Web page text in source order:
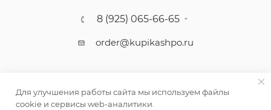
8 (925) 065-66-65
order@kupikashpo.ru
Для улучшения работы сайта мы используем файлы
cookie и сервисы web-аналитики.